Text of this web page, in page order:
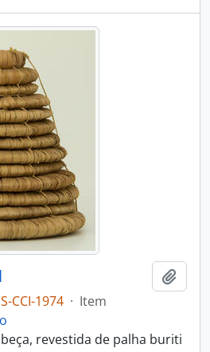
CCI-1974 · Item
revestida de palha buriti